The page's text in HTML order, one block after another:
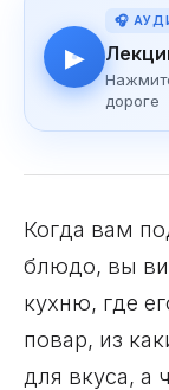
▶
🎧
дороге
Когда вам
блюдо, вы
кухню, где
повар, из
для вкуса, а